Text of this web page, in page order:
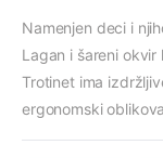
Namenjen deci i
Lagan i šareni
Trotinet ima
ergonomski